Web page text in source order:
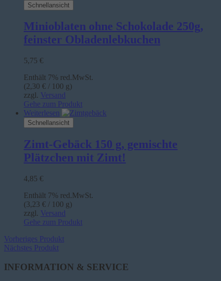
Schnellansicht
Minioblaten ohne Schokolade 250g,
feinster Obladenlebkuchen
5,75 €
Enthält 7% red.MwSt.
(2,30 € / 100 g)
zzgl. Versand
Gehe zum Produkt
Weiterlesen
Schnellansicht
Zimt-Gebäck 150 g, gemischte
Plätzchen mit Zimt!
4,85 €
Enthält 7% red.MwSt.
(3,23 € / 100 g)
zzgl. Versand
Gehe zum Produkt
Vorheriges Produkt
Nächstes Produkt
INFORMATION & SERVICE